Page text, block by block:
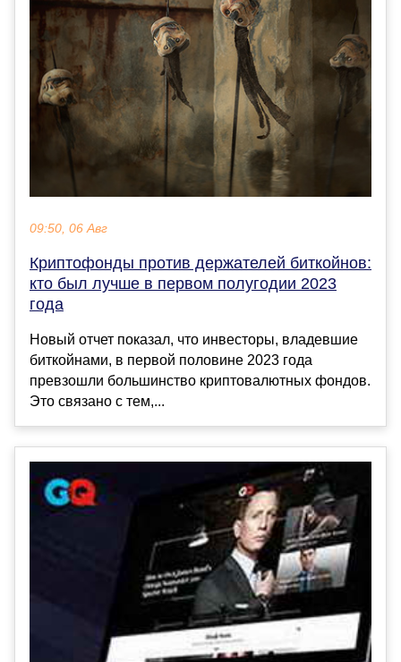
09:50, 06 Авг
Криптофонды против держателей биткойнов:
кто был лучше в первом полугодии 2023
года
Новый отчет показал, что инвесторы, владевшие
биткойнами, в первой половине 2023 года
превзошли большинство криптовалютных фондов.
Это связано с тем,...